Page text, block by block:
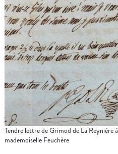
Tendre lettre de Grimod de La Reynière à
mademoiselle Feuchère